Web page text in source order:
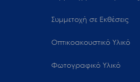
Συμμετοχή σε Εκθέσεις
Οπτικοακουστικό Υλικό
Φωτογραφικό Υλικό